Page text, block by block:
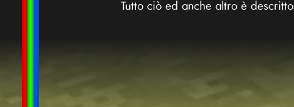
Tutto ciò ed anche altro è